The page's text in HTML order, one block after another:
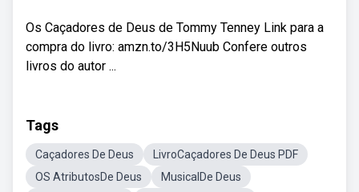
Os Caçadores de Deus de Tommy Tenney Link para a
compra do livro: amzn.to/3H5Nuub Confere outros
livros do autor ...
Tags
Caçadores De Deus
LivroCaçadores De Deus PDF
OS AtributosDe Deus
MusicalDe Deus